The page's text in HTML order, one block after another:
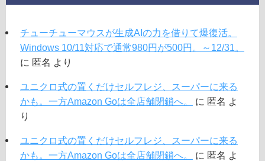
チューチューマウスが生成AIの力を借りて爆復活。
Windows 10/11対応で通常980円が500円。～12/31。
に 匿名 より
ユニクロ式の置くだけセルフレジ、スーパーに来る
かも。一方Amazon Goは全店舗閉鎖へ。
に 匿名 よ
り
ユニクロ式の置くだけセルフレジ、スーパーに来る
かも。一方Amazon Goは全店舗閉鎖へ。
に 匿名 よ